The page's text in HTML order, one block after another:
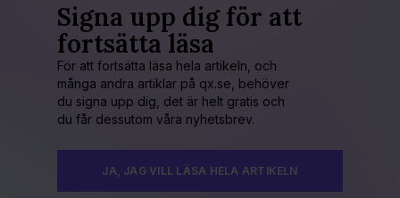
Signa upp dig för att
fortsätta läsa
För att fortsätta läsa hela artikeln, och
många andra artiklar på qx.se, behöver
du signa upp dig, det är helt gratis och
du får dessutom våra nyhetsbrev.
JA, JAG VILL LÄSA HELA ARTIKELN